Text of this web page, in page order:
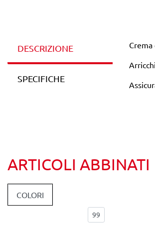
DESCRIZIONE
SPECIFICHE
ARTICOLI ABBINATI
COLORI